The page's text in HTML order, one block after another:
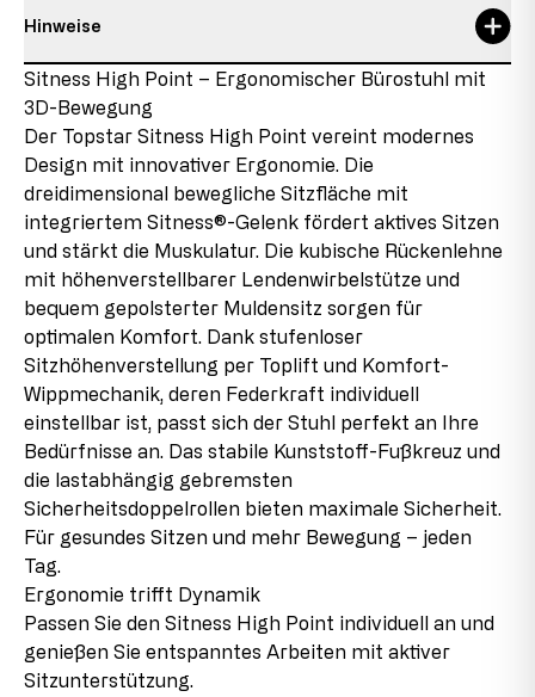
Lehnenhöhe
max. Nutzergewicht 110 kg
max. Nutzergröße 1,92 m
max. Nutzungsdauer
Sitzbreite 47 cm
Sitzhöhe 43-53 cm
Sitztiefe
Verantwortliche Person:
Augsburger Str. 29
86863 Langenneufnach
E-Mail: info@topstar.de
Telefon: 08239/789-0
Dieses Modell trägt das GS-Zeichen der Intertek in
Fürth und erfüllt in diesem Zusammenhang sämtliche
sicherheitsrelevanten Voraussetzungen.
Hinweise
Details zum Zustand des Artikels
Neuware mit Auslaufteilen
Dieses Produkt ist neu, enthält jedoch Teile, die aus
Restbeständen stammen, die aufgrund von
Sortimentänderungen oder Lieferantenwechseln nicht
mehr nachproduziert werden. Diese Auslaufteile
werden in den Produkten verbaut, was uns ermöglicht,
das Produkt zu günstigen Konditionen anzubieten.
2. Wahl
Dieser Artikel wurde bereits als Ausstellungsstück
verwendet. Es können leichte Montagespuren an den
Verbindungsstücken vorhanden sein, die jedoch im
aufgebauten Zustand kaum sichtbar sind und die
Funktionalität des Produkts nicht beeinträchtigen. Der
Stuhl ist voll funktionstüchtig.
Sitness High Point – Ergonomischer Bürostuhl mit
3D-Bewegung
Der Topstar Sitness High Point vereint modernes
Design mit innovativer Ergonomie. Die
dreidimensional bewegliche Sitzfläche mit
integriertem Sitness®-Gelenk fördert aktives Sitzen
und stärkt die Muskulatur. Die kubische Rückenlehne
mit höhenverstellbarer Lendenwirbelstütze und
bequem gepolsterter Muldensitz sorgen für
optimalen Komfort. Dank stufenloser
Sitzhöhenverstellung per Toplift und Komfort-
Wippmechanik, deren Federkraft individuell
einstellbar ist, passt sich der Stuhl perfekt an Ihre
Bedürfnisse an. Das stabile Kunststoff-Fußkreuz und
die lastabhängig gebremsten
Sicherheitsdoppelrollen bieten maximale Sicherheit.
Für gesundes Sitzen und mehr Bewegung – jeden
Tag.
Ergonomie trifft Dynamik
Passen Sie den Sitness High Point individuell an und
genießen Sie entspanntes Arbeiten mit aktiver
Sitzunterstützung.